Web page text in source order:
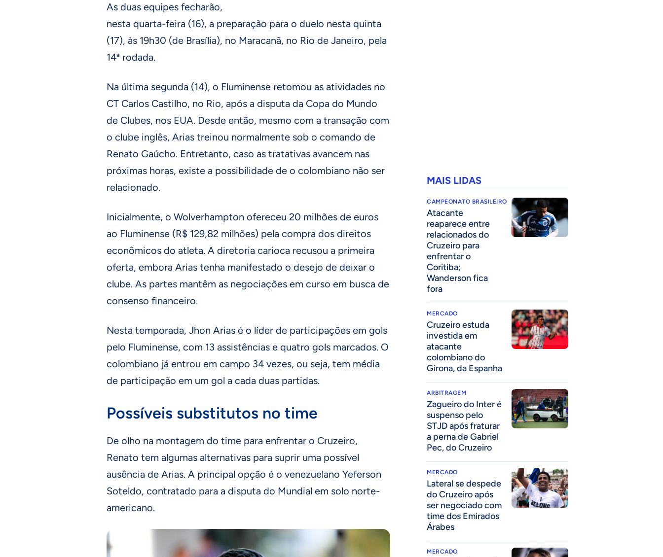
As duas equipes fecharão,
nesta quarta-feira (16), a preparação para o duelo nesta quinta
(17), às 19h30 (de Brasília), no Maracanã, no Rio de Janeiro, pela
14ª rodada.
Na última segunda (14), o Fluminense retomou as atividades no
CT Carlos Castilho, no Rio, após a disputa da Copa do Mundo
de Clubes, nos EUA. Desde então, mesmo com a transação com
o clube inglês, Arias treinou normalmente sob o comando de
Renato Gaúcho. Entretanto, caso as tratativas avancem nas
próximas horas, existe a possibilidade de o colombiano não ser
relacionado.
Inicialmente, o Wolverhampton ofereceu 20 milhões de euros
ao Fluminense (R$ 129,82 milhões) pela compra dos direitos
econômicos do atleta. A diretoria carioca recusou a primeira
oferta, embora Arias tenha manifestado o desejo de deixar o
clube. As partes mantêm as negociações em curso em busca de
consenso financeiro.
Nesta temporada, Jhon Arias é o líder de participações em gols
pelo Fluminense, com 13 assistências e quatro gols marcados. O
colombiano já entrou em campo 34 vezes, ou seja, tem média
de participação em um gol a cada duas partidas.
Possíveis substitutos no time
De olho na montagem do time para enfrentar o Cruzeiro,
Renato tem algumas alternativas para suprir uma possível
ausência de Arias. A principal opção é o venezuelano Yeferson
Soteldo, contratado para a disputa do Mundial em solo norte-
americano.
MAIS LIDAS
CAMPEONATO BRASILEIRO
Atacante
reaparece entre
relacionados do
Cruzeiro para
enfrentar o
Coritiba;
Wanderson fica
fora
MERCADO
Cruzeiro estuda
investida em
atacante
colombiano do
Girona, da Espanha
ARBITRAGEM
Zagueiro do Inter é
suspenso pelo
STJD após fraturar
a perna de Gabriel
Pec, do Cruzeiro
MERCADO
Lateral se despede
do Cruzeiro após
ser negociado com
time dos Emirados
Árabes
MERCADO